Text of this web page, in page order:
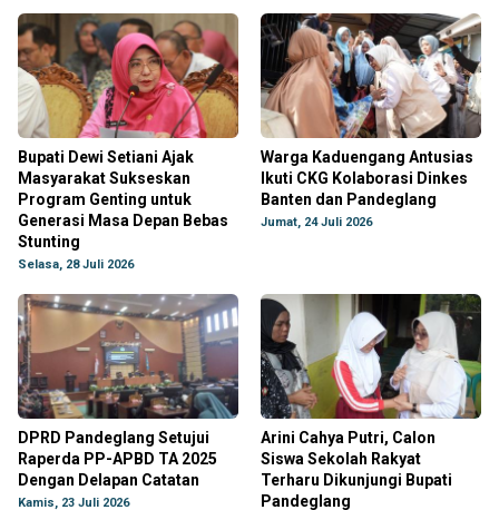
Bupati Dewi Setiani Ajak
Masyarakat Sukseskan
Program Genting untuk
Generasi Masa Depan Bebas
Stunting
Selasa, 28 Juli 2026
Warga Kaduengang Antusias
Ikuti CKG Kolaborasi Dinkes
Banten dan Pandeglang
Jumat, 24 Juli 2026
DPRD Pandeglang Setujui
Raperda PP-APBD TA 2025
Dengan Delapan Catatan
Kamis, 23 Juli 2026
Arini Cahya Putri, Calon
Siswa Sekolah Rakyat
Terharu Dikunjungi Bupati
Pandeglang